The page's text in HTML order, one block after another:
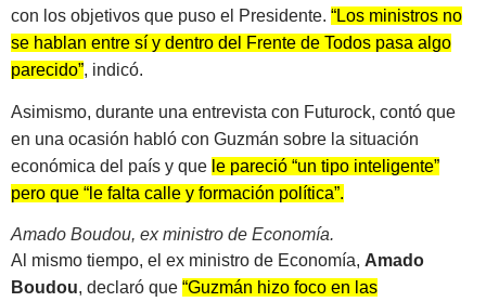
con los objetivos que puso el Presidente. “Los ministros no
se hablan entre sí y dentro del Frente de Todos pasa algo
parecido”, indicó.
Asimismo, durante una entrevista con Futurock, contó que
en una ocasión habló con Guzmán sobre la situación
económica del país y que le pareció “un tipo inteligente”
pero que “le falta calle y formación política”.
Amado Boudou, ex ministro de Economía.
Al mismo tiempo, el ex ministro de Economía, Amado
Boudou, declaró que “Guzmán hizo foco en las